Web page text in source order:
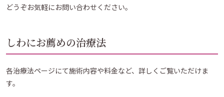
どうぞお気軽にお問い合わせください。
しわにお薦めの治療法
各治療法ページにて施術内容や料金など、詳しくご覧いただけま
す。